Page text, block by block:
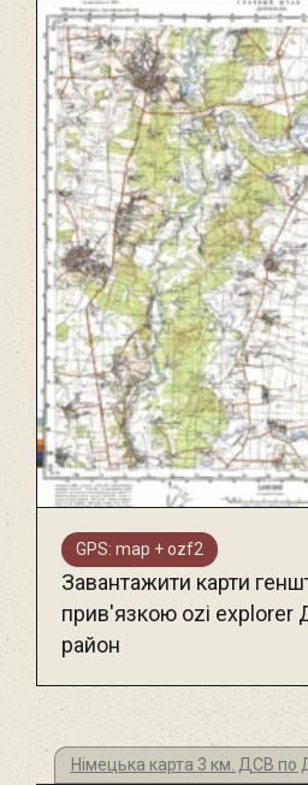
GPS: map + ozf2
Завантажити карти
прив'язкою ozi explorer
район
Німецька карта 3 км. ДСВ по